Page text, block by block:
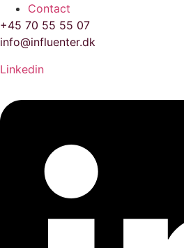
Contact
+45 70 55 55 07
info@influenter.dk
Linkedin